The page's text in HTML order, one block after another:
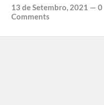
13 de Setembro, 2021 —0
Comments